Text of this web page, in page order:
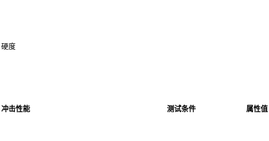
硬度
冲击性能 测试条件 属性值